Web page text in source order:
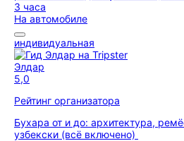
3 часа
На автомобиле
индивидуальная
Элдар
5,0
Рейтинг организатора
Бухара от и до: архитектура,
узбекски (всё включено)